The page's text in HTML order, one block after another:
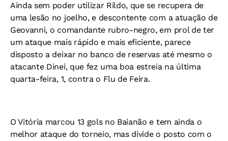
Ainda sem poder utilizar Rildo, que se recupera de
uma lesão no joelho, e descontente com a atuação de
Geovanni, o comandante rubro-negro, em prol de ter
um ataque mais rápido e mais eficiente, parece
disposto a deixar no banco de reservas até mesmo o
atacante Dinei, que fez uma boa estreia na última
quarta-feira, 1, contra o Flu de Feira.
O Vitória marcou 13 gols no Baianão e tem ainda o
melhor ataque do torneio, mas divide o posto com o